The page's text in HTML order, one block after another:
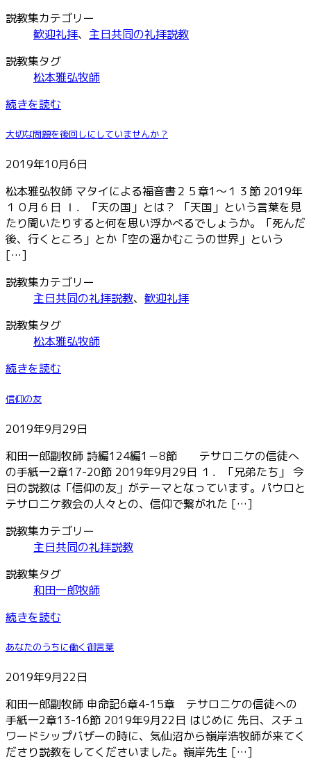
説教集カテゴリー
歓迎礼拝、 主日共同の礼拝説教
説教集タグ
松本雅弘牧師
続きを読む
大切な問題を後回しにしていませんか？
2019年10月6日
松本雅弘牧師 マタイによる福音書２５章1～１３節 2019年
１０月６日 Ⅰ．「天の国」とは？ 「天国」という言葉を見
たり聞いたりすると何を思い浮かべるでしょうか。「死んだ
後、行くところ」とか「空の遥かむこうの世界」という
[…]
説教集カテゴリー
主日共同の礼拝説教、 歓迎礼拝
説教集タグ
松本雅弘牧師
続きを読む
信仰の友
2019年9月29日
和田一郎副牧師 詩編124編1－8節 テサロニケの信徒へ
の手紙一2章17-20節 2019年9月29日 １．「兄弟たち」 今
日の説教は「信仰の友」がテーマとなっています。パウロと
テサロニケ教会の人々との、信仰で繋がれた […]
説教集カテゴリー
主日共同の礼拝説教
説教集タグ
和田一郎牧師
続きを読む
あなたのうちに働く御言葉
2019年9月22日
和田一郎副牧師 申命記6章4-15章 テサロニケの信徒への
手紙一2章13-16節 2019年9月22日 はじめに 先日、スチュ
ワードシップバザーの時に、気仙沼から嶺岸浩牧師が来てく
ださり説教をしてくださいました。嶺岸先生 […]